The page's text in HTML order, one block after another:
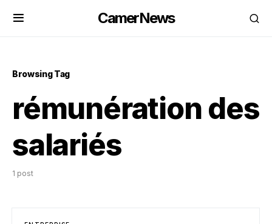
CamerNews
Browsing Tag
rémunération des
salariés
1 post